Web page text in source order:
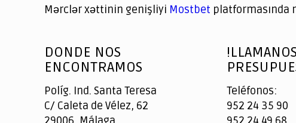
Mərclər xəttinin genişliyi Mostbet platformasında
of
Casino
DONDE NOS
ENCONTRAMOS
Políg. Ind. Santa Teresa
C/ Caleta de Vélez, 62
Teléfonos:
952 24 35 90